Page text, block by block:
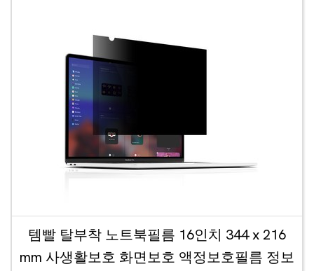
템빨 탈부착 노트북필름 16인치 344 x 216
mm 사생활보호 화면보호 액정보호필름 정보